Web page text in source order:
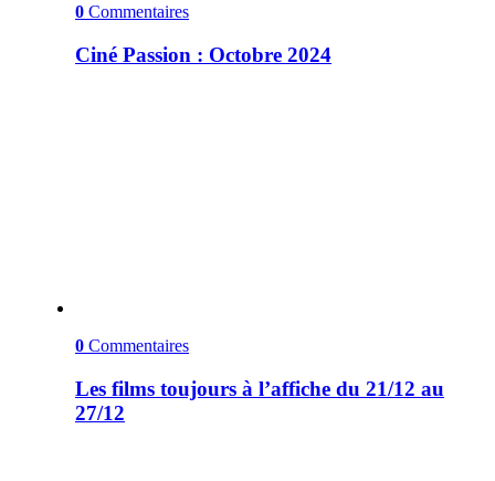
0 Commentaires
Ciné Passion : Octobre 2024
0 Commentaires
Les films toujours à l’affiche du 21/12 au
27/12